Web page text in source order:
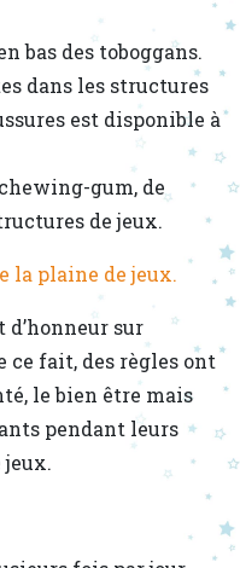
bas des toboggans.
dans les structures
est disponible à
gum, de
de jeux.
la plaine de jeux.
sur
ce fait, des règles ont
le bien être mais
pendant leurs